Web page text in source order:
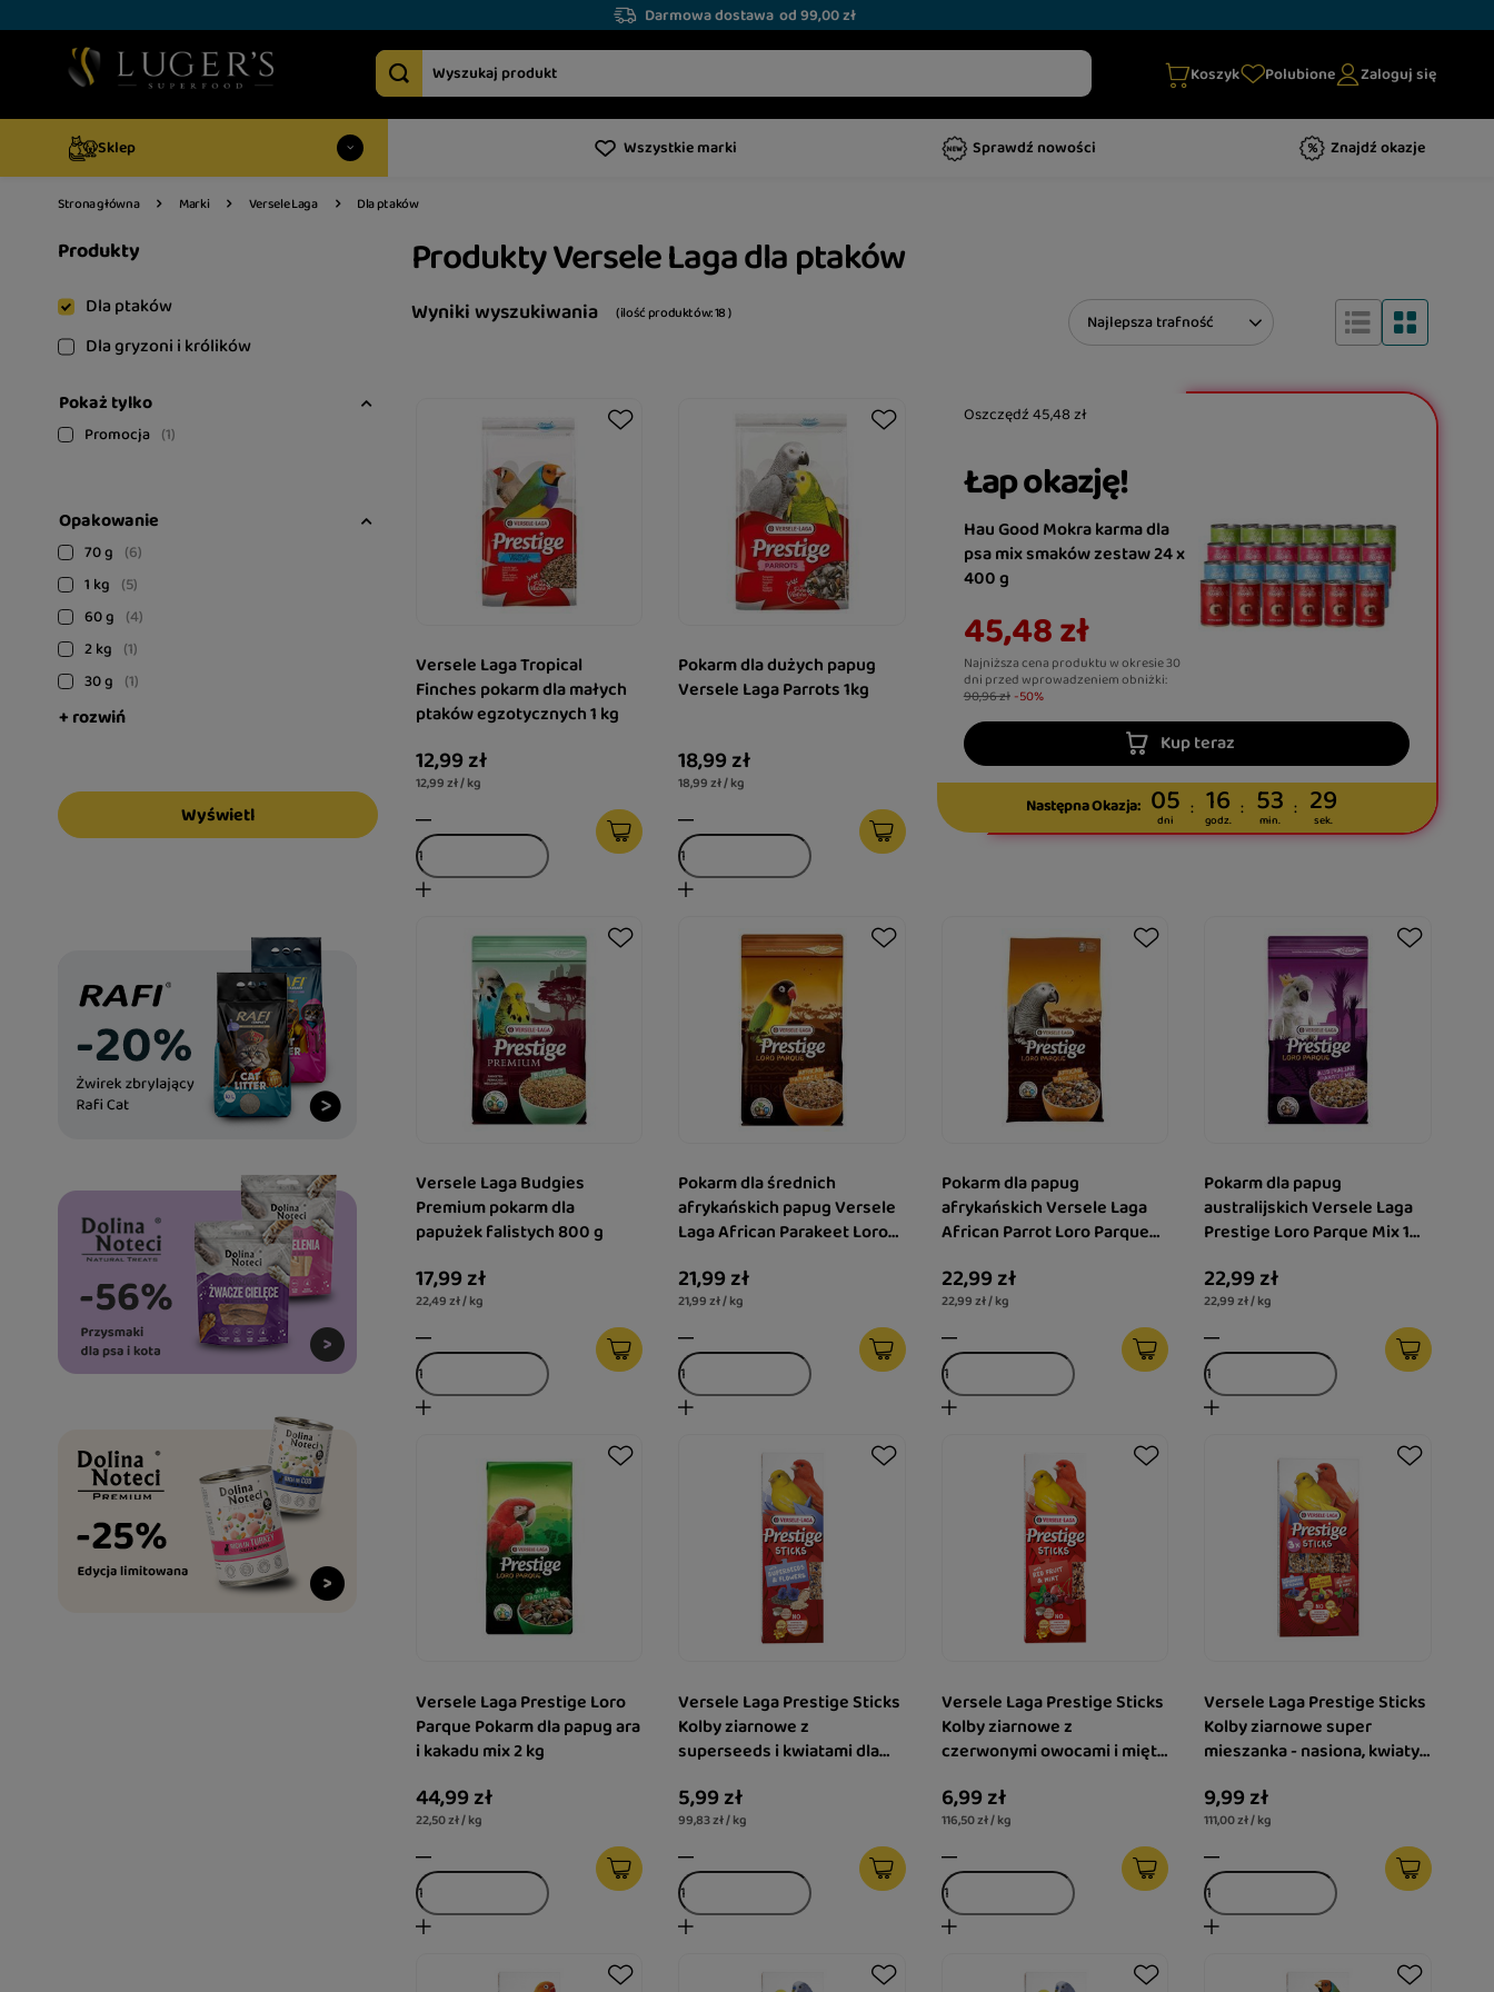
Darmowa dostawa od 99,00 zł
Koszyk Polubione Zaloguj się
Sklep Wszystkie marki Sprawdź nowości Znajdź okazje
Strona główna Marki Versele Laga Dla ptaków
Produkty
Dla ptaków
Dla gryzoni i królików
Pokaż tylko
Promocja 1
Opakowanie
70 g
6
1 kg
5
60 g
4
2 kg
1
30 g
1
+ rozwiń
Wyświetl
Produkty Versele Laga dla ptaków
Wyniki wyszukiwania ( ilość produktów:18) Zmień sortowanie
Najlepsza trafność
Versele Laga Tropical
Finches pokarm dla małych
ptaków egzotycznych 1 kg
12,99 zł
12,99 zł / kg
Pokarm dla dużych papug
Versele Laga Parrots 1kg
18,99 zł
18,99 zł / kg
Oszczędź45,48 zł
Łap okazję!
Hau Good Mokra karma dla
psa mix smaków zestaw 24 x
400 g
45,48 zł
Najniższa cena produktu w okresie 30
dni przed wprowadzeniem obniżki:
90,96 zł -50%
Kup teraz
Następna Okazja:
dni
05 godz.
16 min.
53 sek.
28
Versele Laga Budgies
Premium pokarm dla
papużek falistych 800 g
17,99 zł
22,49 zł / kg
Pokarm dla średnich
afrykańskich papug Versele
Laga African Parakeet Loro
21,99 zł
21,99 zł / kg
Pokarm dla papug
afrykańskich Versele Laga
African Parrot Loro Parque
22,99 zł
22,99 zł / kg
Pokarm dla papug
australijskich Versele Laga
Prestige Loro Parque Mix 1
22,99 zł
22,99 zł / kg
Versele Laga Prestige Loro
Parque Pokarm dla papug ara
i kakadu mix 2 kg
44,99 zł
22,50 zł / kg
Versele Laga Prestige Sticks
Kolby ziarnowe z
superseeds i kwiatami dla
5,99 zł
99,83 zł / kg
Versele Laga Prestige Sticks
Kolby ziarnowe z
czerwonymi owocami i miętą
6,99 zł
116,50 zł / kg
Versele Laga Prestige Sticks
Kolby ziarnowe super
mieszanka - nasiona, kwiaty,
mięta dla kanarków 90 g
9,99 zł
111,00 zł / kg